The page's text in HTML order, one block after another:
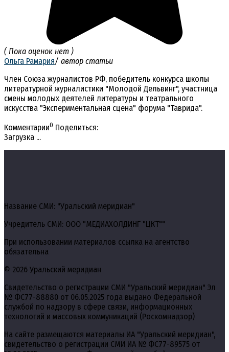
( Пока оценок нет )
Ольга Рамария/ автор статьи
Член Союза журналистов РФ, победитель конкурса школы
литературной журналистики "Молодой Дельвинг", участница
смены молодых деятелей литературы и театрального
искусства "Экспериментальная сцена" форума "Таврида".
Комментарии0 Поделиться:
Загрузка ...
Название СМИ: "Уральский меридиан"
Учредитель СМИ: ООО "МЕДИАХОЛДИНГ "ЦКТ""
При использовании материалов ссылка на агентство
обязательна
© 2026 Уральский меридиан
Свидетельство о регистрации СМИ "Уральский меридиан" Эл
№ ФС77-88880 от 06.05.2025 года выдано Федеральной
службой по надзору в сфере связи, информационных
технологий и массовых коммуникаций (Роскомнадзор)
На сайте размещаются материалы ИА "Уральский меридиан",
свидетельство о регистрации СМИ ИА № ФС77-89575 от